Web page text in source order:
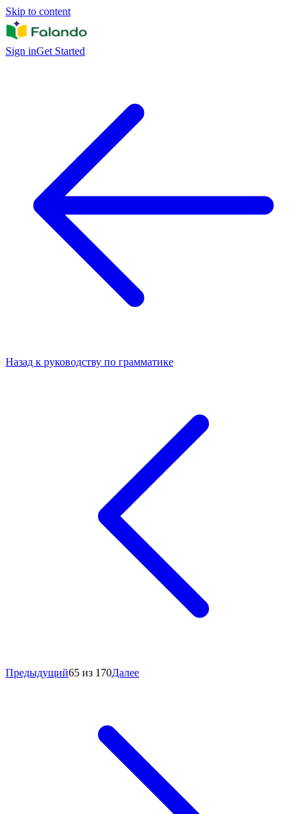
Skip to content
Sign inGet Started
Назад к руководству по грамматике
Предыдущий65 из 170Далее